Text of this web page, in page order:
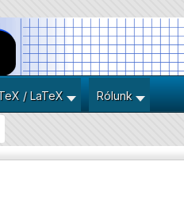
/ LaTeX Rólunk